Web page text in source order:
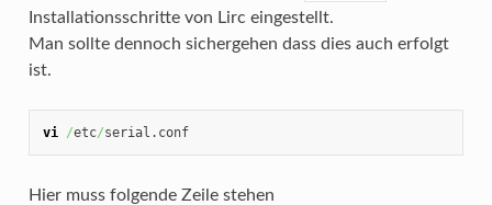
Installationsschritte von Lirc eingestellt.
Man sollte dennoch sichergehen dass dies auch erfolgt
ist.
vi /etc/serial.conf
Hier muss folgende Zeile stehen